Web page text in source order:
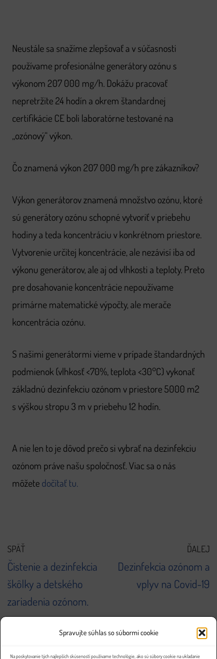
Spravujte súhlas so súbormi cookie
Na poskytovanie tých najlepších skúseností používame technológie, ako sú súbory cookie na ukladanie
Neustále sa snažíme zlepšovať a v súčasnosti
používame profesionálne generátory ozónu s
výkonom 207 000 mg/h. Dokážu pracovať
nepretržite 24 hodín a okrem štandardnej
certifikácie CE boli laboratórne testované na
„ozónový“ výkon.
Čo znamená výkon 207 000 mg/h pre zákazníkov?
Výkon generátorov znamená množstvo ozónu, ktoré
sú generátory ozónu schopné vytvoriť v priebehu
hodiny a teda koncentráciu v konkrétnom priestore.
Vytvorenie určitej koncentrácie, ale nezávisí iba od
výkonu generátorov, ale aj od vlhkosti a teploty. Preto
pre dosahovanie koncentrácie nepoužívame
primárne matematické výpočty, ale merače
koncentrácia ozónu.
S našimi generátormi vieme v prípade štandardných
podmienok (vlhkosť <70%, teplota <30°C) vykonať
základnú dezinfekciu ozónom v priestore 5000 m2
s výškou stropu 3 m v priebehu 12 hodín.
A nie len to je dôvod prečo si vybrať na dezinfekciu
ozónom práve našu spoločnosť. Viac sa o nás
môžetedočítať tu.
SPÄŤ
Čistenie a dezinfekcia
škôlky a detského
zariadenia ozónom.
ĎALEJ
Dezinfekcia ozónom a
vplyv na Covid-19